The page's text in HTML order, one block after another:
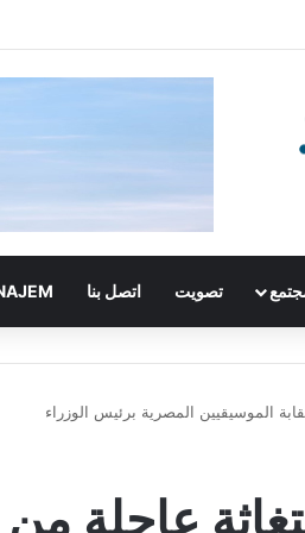
تصويت اتصل بنا
الموسيقيين المصرية برئيس الوزراء
عاجلة من